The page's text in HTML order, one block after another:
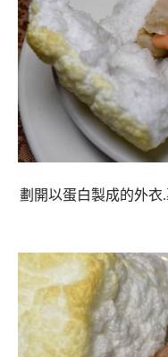
劃開以蛋白製成的外